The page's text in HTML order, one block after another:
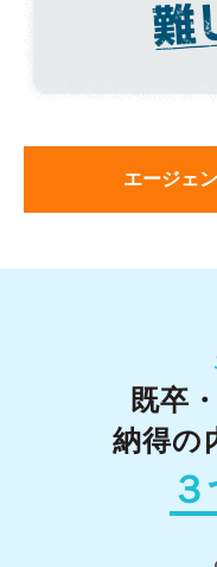
エージェ
既卒
納得の